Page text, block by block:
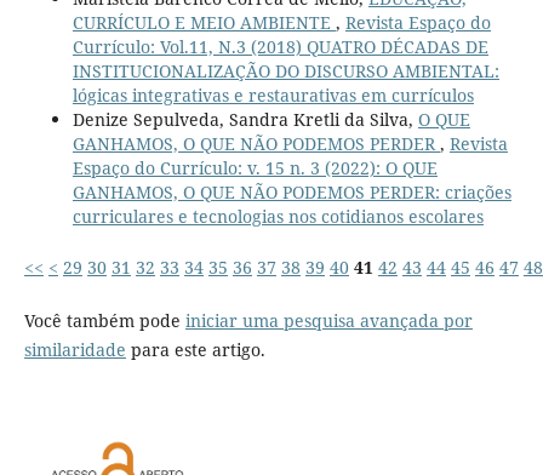
CURRÍCULO E MEIO AMBIENTE , Revista Espaço do
Currículo: Vol.11, N.3 (2018) QUATRO DÉCADAS DE
INSTITUCIONALIZAÇÃO DO DISCURSO AMBIENTAL:
lógicas integrativas e restaurativas em currículos
Denize Sepulveda, Sandra Kretli da Silva, O QUE
GANHAMOS, O QUE NÃO PODEMOS PERDER, Revista
Espaço do Currículo: v. 15 n. 3 (2022): O QUE
GANHAMOS, O QUE NÃO PODEMOS PERDER: criações
curriculares e tecnologias nos cotidianos escolares
<< < 29 30 31 32 33 34 35 36 37 38 39 40 41 42 43 44 45 46 47 48
Você também pode iniciar uma pesquisa avançada por
similaridade para este artigo.